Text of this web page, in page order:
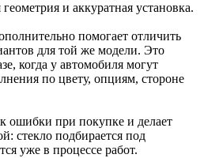
и аккуратная установка.
помогает отличить
для той же модели. Это
когда у автомобиля могут
по цвету, опциям, стороне
ошибки при покупке и делает
стекло подбирается под
уже в процессе работ.